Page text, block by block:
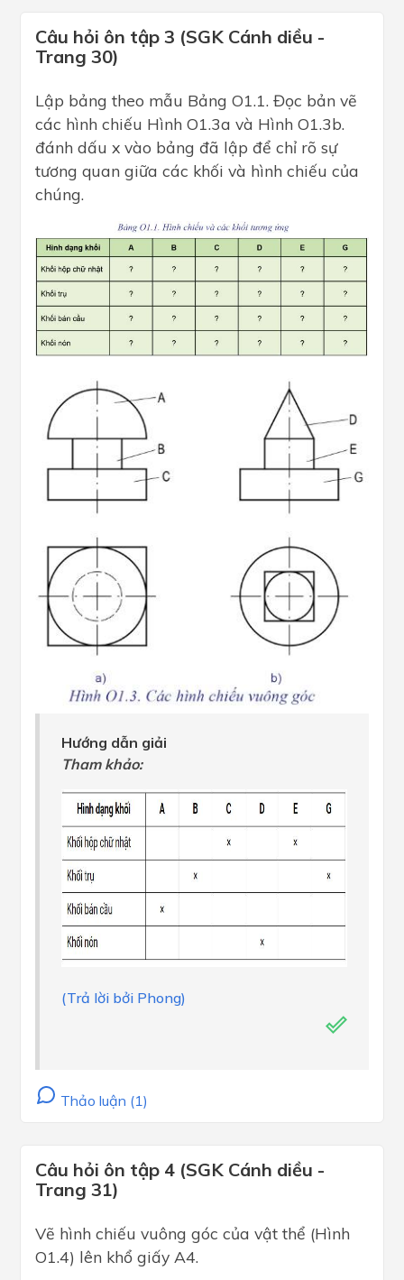
Câu hỏi ôn tập 3 (SGK Cánh diều -
Trang 30)
Lập bảng theo mẫu Bảng O1.1. Đọc bản vẽ
các hình chiếu Hình O1.3a và Hình O1.3b.
đánh dấu x vào bảng đã lập để chỉ rõ sự
tương quan giữa các khối và hình chiếu của
chúng.
Hướng dẫn giải
Tham khảo:
(Trả lời bởi Phong)
Thảo luận (1)
Câu hỏi ôn tập 4 (SGK Cánh diều -
Trang 31)
Vẽ hình chiếu vuông góc của vật thể (Hình
O1.4) lên khổ giấy A4.